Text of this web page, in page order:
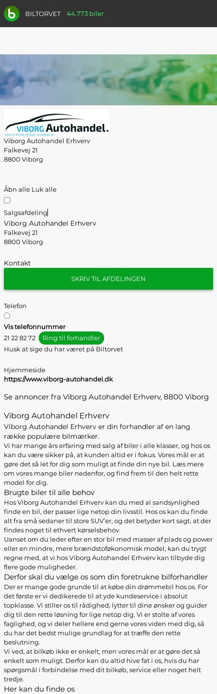
BILTORVET 44.773 biler
Viborg Autohandel Erhverv
Falkevej 21
8800 Viborg
Åbn alle Luk alle
Salgsafdeling
Viborg Autohandel Erhverv
Falkevej 21
8800 Viborg
Kontakt
SKRIV TIL AFDELINGEN
Telefon
Vis telefonnummer
21 22 82 72
Ring til forhandler
Husk at sige du har været på Biltorvet
Hjemmeside
https://www.viborg-autohandel.dk
Se annoncer fra Viborg Autohandel Erhverv, 8800 Viborg
Viborg Autohandel Erhverv
Viborg Autohandel Erhverv er din forhandler af en lang
række populære bilmærker.
Vi har mange års erfaring med salg af biler i alle klasser, og hos os
kan du være sikker på, at kunden altid er i fokus. Vores mål er at
gøre det så let for dig som muligt at finde din nye bil. Læs mere
om vores mange biler nedenfor, og find frem til den helt rette
model for dig.
Brugte biler til alle behov
Hos Viborg Autohandel Erhverv kan du med al sandsynlighed
finde en bil, der passer lige netop din livsstil. Hos os kan du finde
alt fra små sedaner til store SUV’er, og det betyder kort sagt, at der
findes noget til ethvert kørselsbehov.
Uanset om du leder efter en stor bil med masser af plads og power
eller en mindre, mere brændstoføkonomisk model, kan du trygt
regne med, at vi hos Viborg Autohandel Erhverv kan tilbyde dig
flere gode muligheder.
Derfor skal du vælge os som din foretrukne bilforhandler
Der er mange gode grunde til at købe din drømmebil hos os. For
det første er vi dedikerede til at yde kundeservice i absolut
topklasse. Vi stiller os til rådighed, lytter til dine ønsker og guider
dig til den rette løsning for lige netop dig. Vi er stolte af vores
faglighed, og vi deler hellere end gerne vores viden med dig, så
du har det bedst mulige grundlag for at træffe den rette
beslutning.
Vi ved, at bilkøb ikke er enkelt, men vores mål er at gøre det så
enkelt som muligt. Derfor kan du altid hive fat i os, hvis du har
spørgsmål i forbindelse med dit bilkøb, service eller noget helt
tredje.
Her kan du finde os